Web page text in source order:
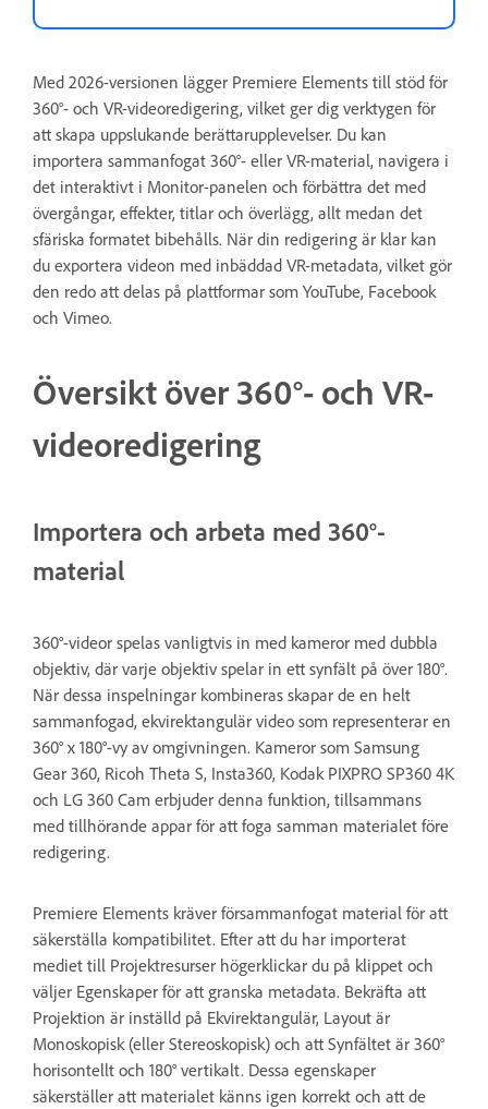
Med 2026-versionen lägger Premiere Elements till stöd för
360°- och VR-videoredigering, vilket ger dig verktygen för
att skapa uppslukande berättarupplevelser. Du kan
importera sammanfogat 360°- eller VR-material, navigera i
det interaktivt i Monitor-panelen och förbättra det med
övergångar, effekter, titlar och överlägg, allt medan det
sfäriska formatet bibehålls. När din redigering är klar kan
du exportera videon med inbäddad VR-metadata, vilket gör
den redo att delas på plattformar som YouTube, Facebook
och Vimeo.
Översikt över 360°- och VR-
videoredigering
Importera och arbeta med 360°-
material
360°-videor spelas vanligtvis in med kameror med dubbla
objektiv, där varje objektiv spelar in ett synfält på över 180°.
När dessa inspelningar kombineras skapar de en helt
sammanfogad, ekvirektangulär video som representerar en
360° x 180°-vy av omgivningen. Kameror som Samsung
Gear 360, Ricoh Theta S, Insta360, Kodak PIXPRO SP360 4K
och LG 360 Cam erbjuder denna funktion, tillsammans
med tillhörande appar för att foga samman materialet före
redigering.
Premiere Elements kräver försammanfogat material för att
säkerställa kompatibilitet. Efter att du har importerat
mediet till Projektresurser högerklickar du på klippet och
väljer Egenskaper för att granska metadata. Bekräfta att
Projektion är inställd på Ekvirektangulär, Layout är
Monoskopisk (eller Stereoskopisk) och att Synfältet är 360°
horisontellt och 180° vertikalt. Dessa egenskaper
säkerställer att materialet känns igen korrekt och att de